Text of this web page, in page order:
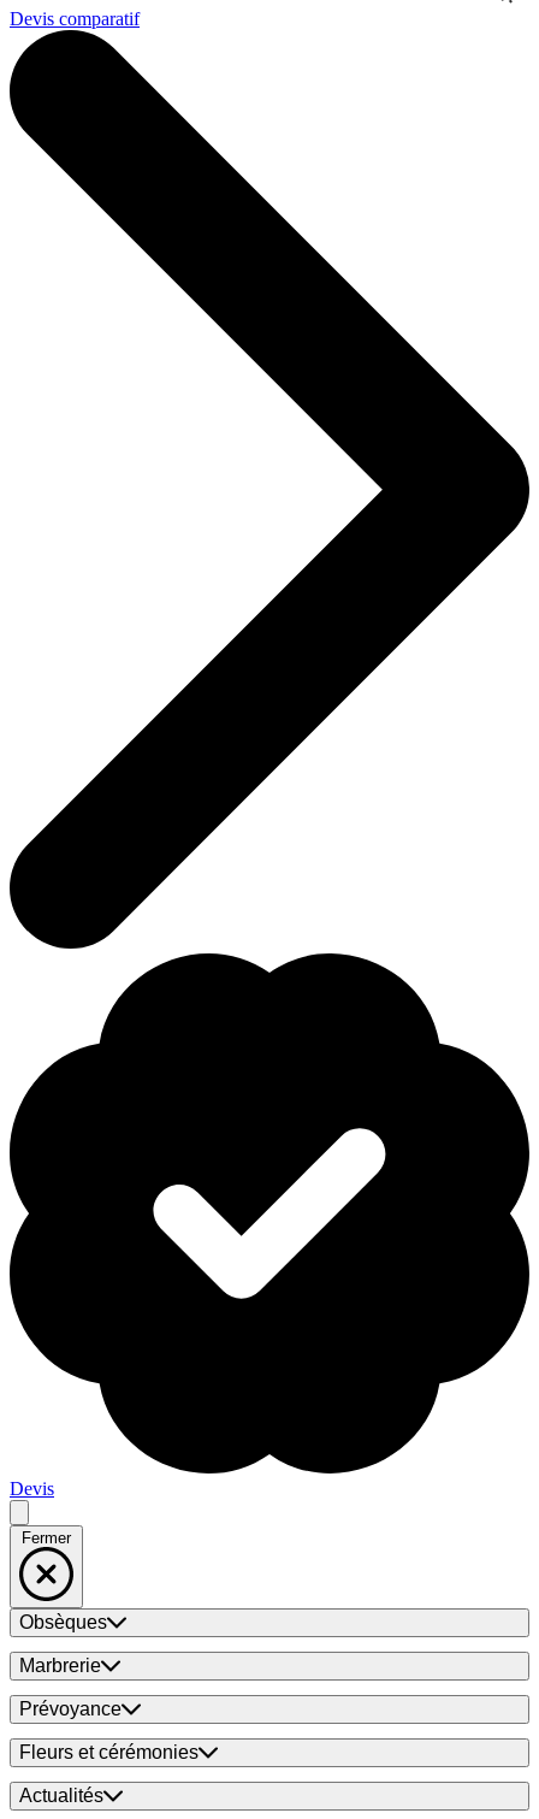
Devis comparatif
Devis
Fermer
Obsèques
Marbrerie
Prévoyance
Fleurs et cérémonies
Actualités